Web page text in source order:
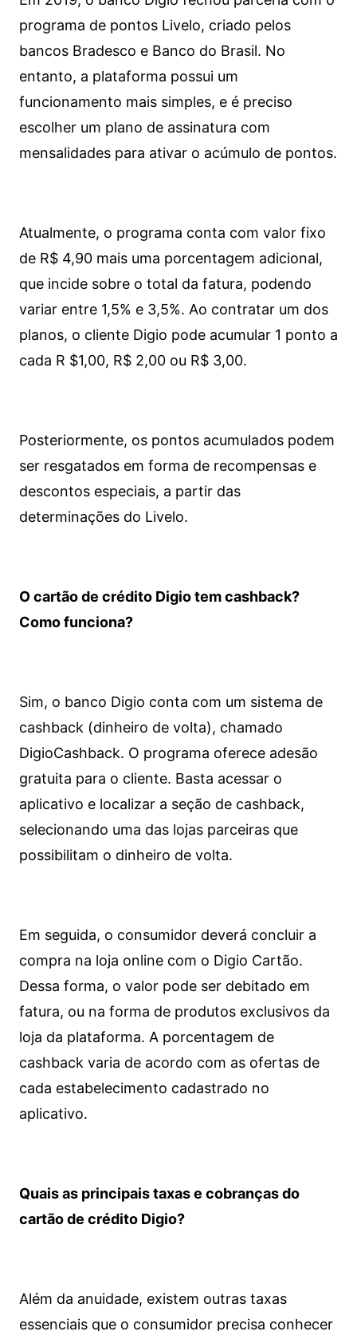
programa de pontos Livelo, criado pelos
bancos Bradesco e Banco do Brasil. No
entanto, a plataforma possui um
funcionamento mais simples, e é preciso
escolher um plano de assinatura com
mensalidades para ativar o acúmulo de pontos.
Atualmente, o programa conta com valor fixo
de R$ 4,90 mais uma porcentagem adicional,
que incide sobre o total da fatura, podendo
variar entre 1,5% e 3,5%. Ao contratar um dos
planos, o cliente Digio pode acumular 1 ponto a
cada R $1,00, R$ 2,00 ou R$ 3,00.
Posteriormente, os pontos acumulados podem
ser resgatados em forma de recompensas e
descontos especiais, a partir das
determinações do Livelo.
O cartão de crédito Digio tem cashback?
Como funciona?
Sim, o banco Digio conta com um sistema de
cashback (dinheiro de volta), chamado
DigioCashback. O programa oferece adesão
gratuita para o cliente. Basta acessar o
aplicativo e localizar a seção de cashback,
selecionando uma das lojas parceiras que
possibilitam o dinheiro de volta.
Em seguida, o consumidor deverá concluir a
compra na loja online com o Digio Cartão.
Dessa forma, o valor pode ser debitado em
fatura, ou na forma de produtos exclusivos da
loja da plataforma. A porcentagem de
cashback varia de acordo com as ofertas de
cada estabelecimento cadastrado no
aplicativo.
Quais as principais taxas e cobranças do
cartão de crédito Digio?
Além da anuidade, existem outras taxas
essenciais que o consumidor precisa conhecer